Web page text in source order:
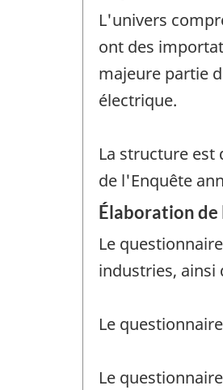
L'univers
ont des
majeure partie
électrique.
La structure
de l'Enquête
Élaboration
Le
industries,
Le
Le